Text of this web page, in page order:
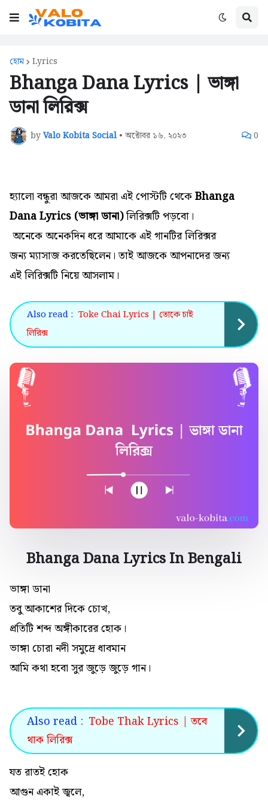
হোম Lyrics
Bhanga Dana Lyrics | ভাঙ্গা
ডানা লিরিক্স
byValo Kobita Social • অক্টোবর ১৬, ২০২৩ 0
হ্যালো বন্ধুরা আজকে আমরা এই পোস্টটি থেকেBhanga
Dana Lyrics (ভাঙ্গা ডানা)লিরিক্সটি পড়বো।
অনেকেঅনেকদিন ধরে আমাকে এই গানটিরলিরিক্সর
জন্যম্যাসাজ করতেছিলেন। তাই আজকে আপনাদের জন্য
এইলিরিক্সটি নিয়ে আসলাম।
Also read : Toke Chai Lyrics | তোকে চাই
লিরিক্স
Bhanga Dana Lyrics In Bengali
ভাঙ্গা ডানা
তবু আকাশের দিকে চোখ,
প্রতিটি শব্দ অঙ্গীকারের হোক।
ভাঙ্গা চোরা নদী সমুদ্রে ধাবমান
আমি কথা হবো সুর জুড়ে জুড়ে গান।
Also read : Tobe Thak Lyrics | তবে
থাক লিরিক্স
যত রাতই হোক
আগুন একাই জ্বলে,